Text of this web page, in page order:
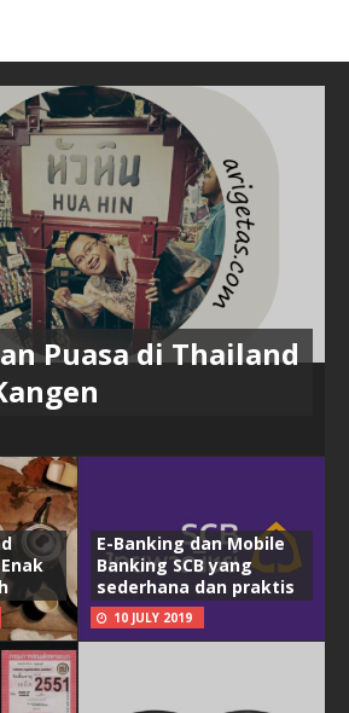
Puasa di Thailand
E-Banking dan Mobile
Banking SCB yang
sederhana dan praktis
10 JULY 2019